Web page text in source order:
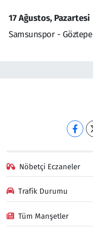
17 Ağustos, Pazartesi
Samsunspor - Göztepe
Nöbetçi Eczaneler
Trafik Durumu
Tüm Manşetler